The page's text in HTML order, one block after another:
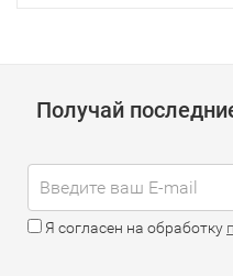
Получай
Я согласен на обработку